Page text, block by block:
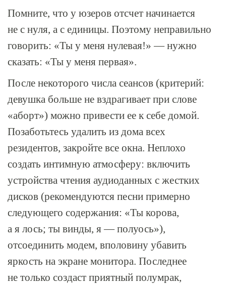
Помните, что у юзеров отсчет начинается
не с нуля, а с единицы. Поэтому неправильно
говорить: «Ты у меня нулевая!» — нужно
сказать: «Ты у меня первая».
После некоторого числа сеансов (критерий:
девушка больше не вздрагивает при слове
«аборт») можно привести ее к себе домой.
Позаботьтесь удалить из дома всех
резидентов, закройте все окна. Неплохо
создать интимную атмосферу: включить
устройства чтения аудиоданных с жестких
дисков (рекомендуются песни примерно
следующего содержания: «Ты корова,
а я лось; ты винды, я — полуось»),
отсоединить модем, вполовину убавить
яркость на экране монитора. Последнее
не только создаст приятный полумрак,